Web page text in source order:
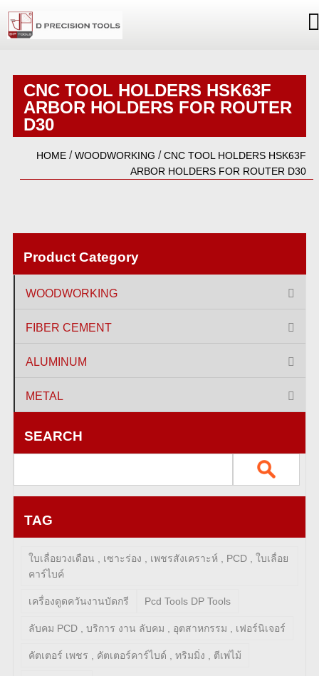
CNC TOOL HOLDERS HSK63F
ARBOR HOLDERS FOR ROUTER
D30
HOME /WOODWORKING /CNC TOOL HOLDERS HSK63F
ARBOR HOLDERS FOR ROUTER D30
Product Category
WOODWORKING
FIBER CEMENT
ALUMINUM
METAL
SEARCH
TAG
ใบเลื่อยวงเดือน , เซาะร่อง , เพชรสังเคราะห์ , PCD , ใบเลื่อย
คาร์ไบค์
เครื่องดูดควันงานบัดกรี Pcd Tools DP Tools
ลับคม PCD , บริการ งาน ลับคม , อุตสาหกรรม , เฟอร์นิเจอร์
คัตเตอร์ เพชร , คัตเตอร์คาร์ไบด์ , ทริมมิ่ง , ตีเพ่ไม้